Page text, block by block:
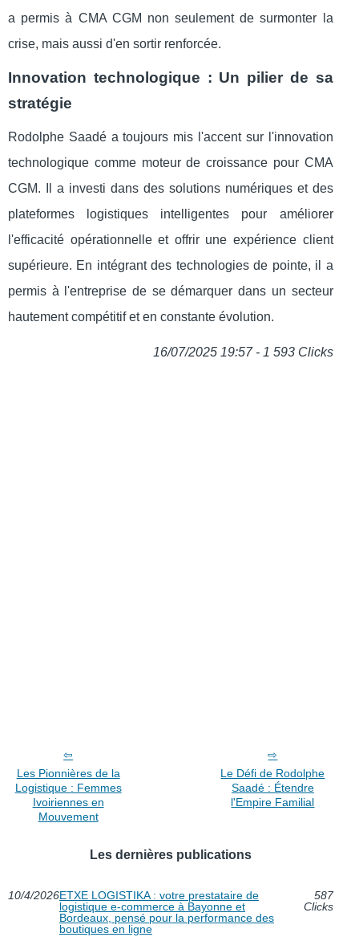
a permis à CMA CGM non seulement de surmonter la
crise, mais aussi d'en sortir renforcée.
Innovation technologique : Un pilier de sa
stratégie
Rodolphe Saadé a toujours mis l'accent sur l'innovation
technologique comme moteur de croissance pour CMA
CGM. Il a investi dans des solutions numériques et des
plateformes logistiques intelligentes pour améliorer
l'efficacité opérationnelle et offrir une expérience client
supérieure. En intégrant des technologies de pointe, il a
permis à l'entreprise de se démarquer dans un secteur
hautement compétitif et en constante évolution.
16/07/2025 19:57 - 1 593 Clicks
Les Pionnières de la
Logistique : Femmes
Ivoiriennes en
Mouvement
Le Défi de Rodolphe
Saadé : Étendre
l'Empire Familial
Les dernières publications
10/4/2026ETXE LOGISTIKA : votre prestataire de
logistique e-commerce à Bayonne et
Bordeaux, pensé pour la performance des
boutiques en ligne
587
Clicks